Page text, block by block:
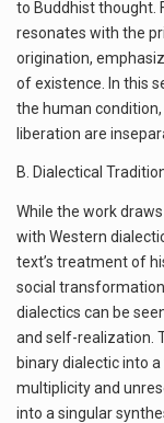
to Buddhist thought.
resonates with the
origination,
of existence. In this
the human
liberation are
B. Dialectical
While the work
with Western
text’s treatment of
social
dialectics can be
and self-realization.
binary dialectic into
multiplicity and
into a singular